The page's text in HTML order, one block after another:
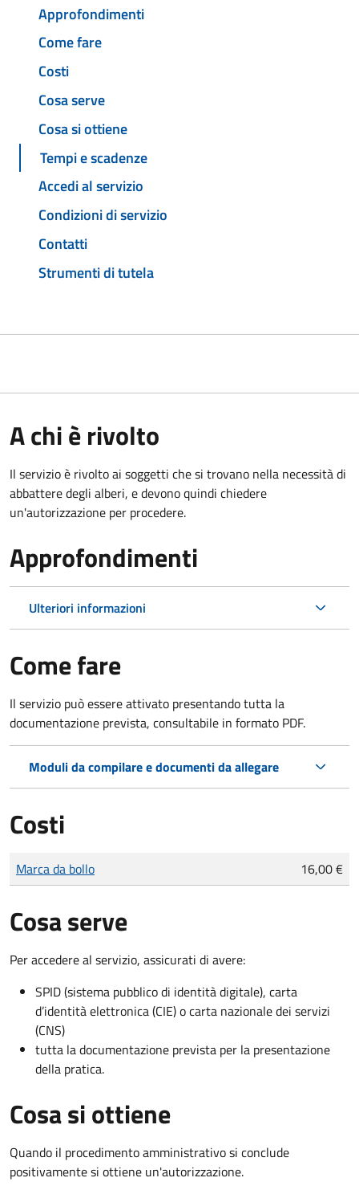
Approfondimenti
Come fare
Costi
Cosa serve
Cosa si ottiene
Tempi e scadenze
Accedi al servizio
Condizioni di servizio
Contatti
Strumenti di tutela
A chi è rivolto
Il servizio è rivolto ai soggetti che si trovano nella necessità di
abbattere degli alberi, e devono quindi chiedere
un'autorizzazione per procedere.
Approfondimenti
Ulteriori informazioni
Come fare
Il servizio può essere attivato presentando tutta la
documentazione prevista, consultabile in formato PDF.
Moduli da compilare e documenti da allegare
Costi
Tipo di pagamento
Importo
Marca da bollo 16,00 €
Cosa serve
Per accedere al servizio, assicurati di avere:
SPID (sistema pubblico di identità digitale), carta
d’identità elettronica (CIE) o carta nazionale dei servizi
(CNS)
tutta la documentazione prevista per la presentazione
della pratica.
Cosa si ottiene
Quando il procedimento amministrativo si conclude
positivamente si ottiene un'autorizzazione.